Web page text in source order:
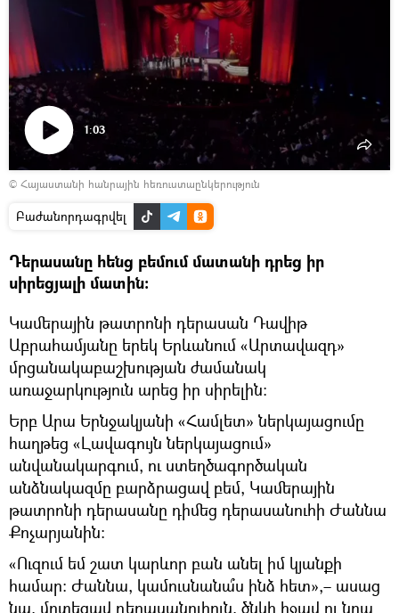
Դիտել
տեսանյութը
1:03
© Հայաստանի հանրային հեռուստաընկերություն
Բաժանորդագրվել
Դերասանը հենց բեմում մատանի դրեց իր
սիրեցյալի մատին։
Կամերային թատրոնի դերասան Դավիթ
Աբրահամյանը երեկ Երևանում «Արտավազդ»
մրցանակաբաշխության ժամանակ
առաջարկություն արեց իր սիրելին։
Երբ Արա Երնջակյանի «Համլետ» ներկայացումը
հաղթեց «Լավագույն ներկայացում»
անվանակարգում, ու ստեղծագործական
անձնակազմը բարձրացավ բեմ, Կամերային
թատրոնի դերասանը դիմեց դերասանուհի Ժաննա
Քոչարյանին։
«Ուզում եմ շատ կարևոր բան անել իմ կյանքի
համար։ Ժաննա, կամուսնանա՞ս ինձ հետ»,– ասաց
նա, մոտեցավ դերասանուհուն, ծնկի իջավ ու նրա